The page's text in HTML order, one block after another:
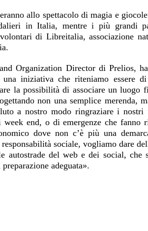
allo spettacolo di magia e
in Italia, mentre i più grandi
di Libreitalia, associazione
Organization Director di Prelios,
iniziativa che riteniamo essere
la possibilità di associare un
non una semplice merenda,
a nostro modo ringraziare i
end, o di emergenze che fanno
dove non c’è più una
sociale, vogliamo dare
del web e dei social, che
adeguata».